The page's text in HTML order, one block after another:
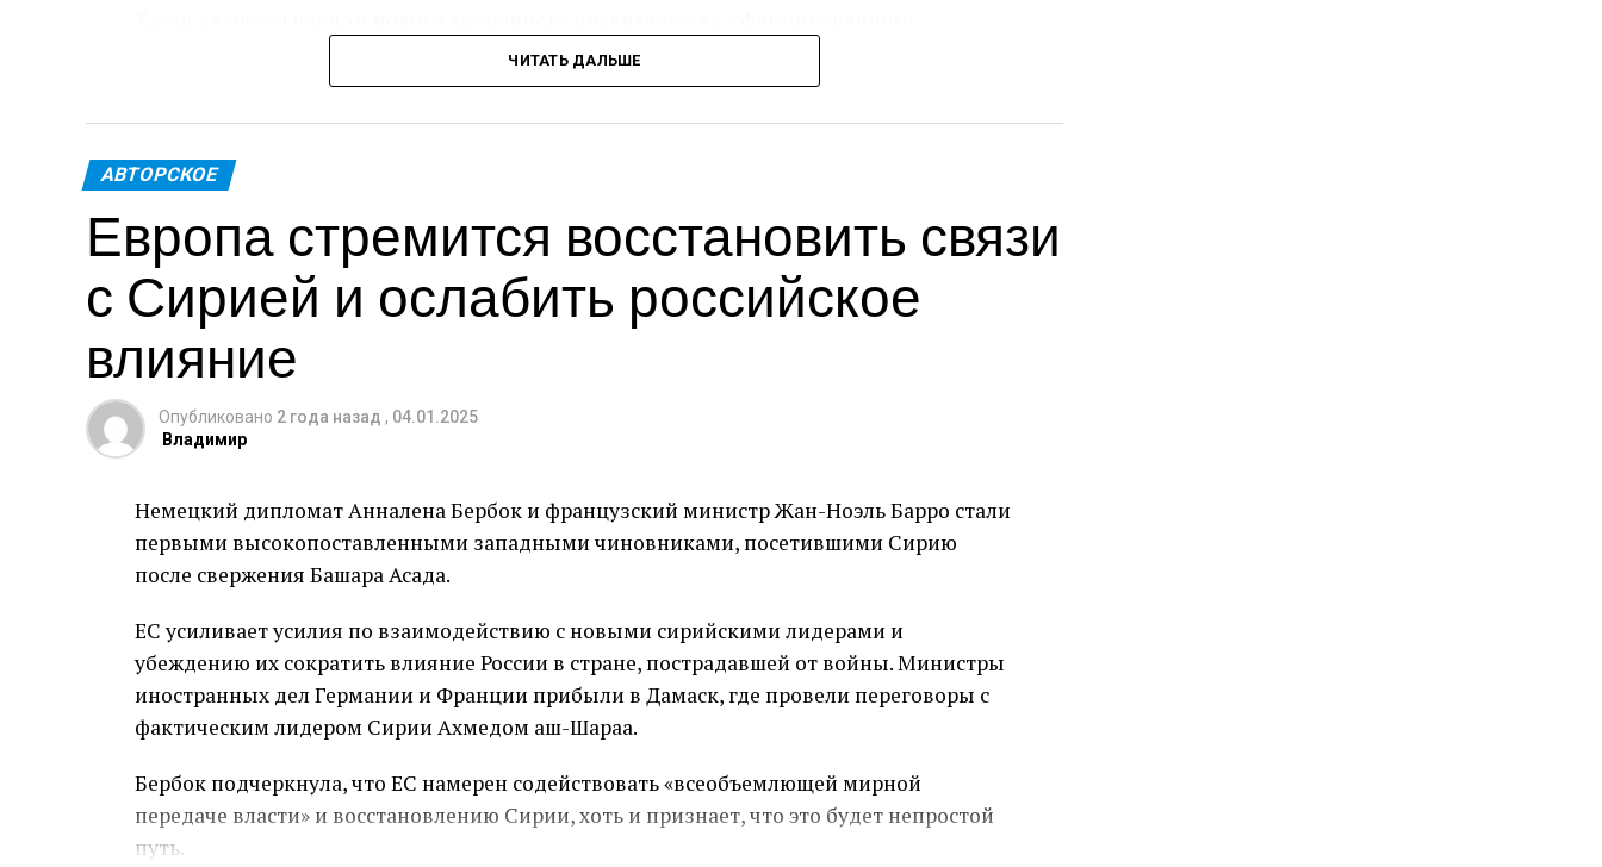
исламистской группировкой «Хайят Тахрир аш-Шам», после свержения президента
Башара Асада 8 декабря, что стало результатом быстрого наступления повстанцев
после 13 лет гражданской войны.
Санкции были введены в период правления Асада и направлены против его
Россия и Иран, традиционные поставщики пшеницы и нефтепродуктов в Сирию,
прекратили поставки после того, как повстанцы одержали победу и Асад бежал в
Москву.
Согласно источникам, осведомленным о ситуации, США намерены объявить о
смягчении ограничений на предоставление гуманитарной помощи и других основных
услуг, таких как электроэнергия, для Сирии, сохраняя при этом строгий режим
Решение администрации Байдена направлено на то, чтобы продемонстрировать
добрую волю народу Сирии и новым исламистским правителям, а также улучшить
Тем не менее, США рассматривают санкции как важный рычаг давления на новую
правящую группировку, которую они признали террористической, но которая в
последнее время демонстрирует более умеренный подход.
Хасан также заявил, что ему известно о возможном смягчении или приостановлении
некоторых санкций в ближайшем будущем.
ЧИТАТЬ ДАЛЬШЕ
АВТОРСКОЕ
Европа стремится восстановить связи
с Сирией и ослабить российское
влияние
Опубликовано 2 года назад , 04.01.2025
Владимир
Немецкий дипломат Анналена Бербок и французский министр Жан-Ноэль Барро стали
первыми высокопоставленными западными чиновниками, посетившими Сирию
после свержения Башара Асада.
ЕС усиливает усилия по взаимодействию с новыми сирийскими лидерами и
убеждению их сократить влияние России в стране, пострадавшей от войны. Министры
иностранных дел Германии и Франции прибыли в Дамаск, где провели переговоры с
фактическим лидером Сирии Ахмедом аш-Шараа.
Бербок подчеркнула, что ЕС намерен содействовать «всеобъемлющей мирной
передаче власти» и восстановлению Сирии, хоть и признает, что это будет непростой
путь.